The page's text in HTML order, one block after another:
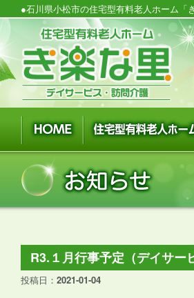
●石川県小松市の住宅型有料老人ホーム
R3.１月行事予定（デイサー
投稿日： 2021-01-04